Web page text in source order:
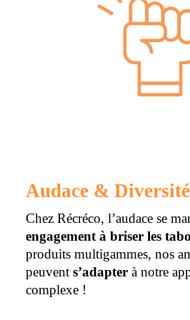
Audace & Diversité
Chez Récréco, l’audace se
engagement à briser les
produits multigammes, nos
peuvent s’adapter à notre
complexe !